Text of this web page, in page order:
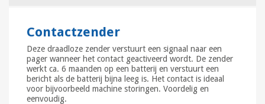
Contactzender
Deze draadloze zender verstuurt een signaal naar een
pager wanneer het contact geactiveerd wordt. De zender
werkt ca. 6 maanden op een batterij en verstuurt een
bericht als de batterij bijna leeg is. Het contact is ideaal
voor bijvoorbeeld machine storingen. Voordelig en
eenvoudig.